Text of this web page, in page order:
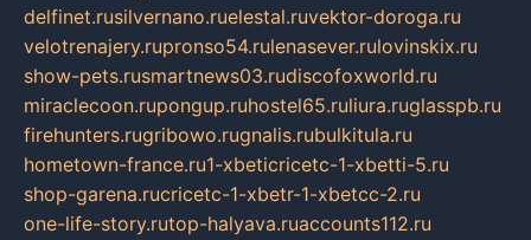
delfinet.rusilvernano.ruelestal.ruvektor-doroga.ru
velotrenajery.rupronso54.rulenasever.rulovinskix.ru
show-pets.rusmartnews03.rudiscofoxworld.ru
miraclecoon.rupongup.ruhostel65.ruliura.ruglasspb.ru
firehunters.rugribowo.rugnalis.rubulkitula.ru
hometown-france.ru1-xbeticricetc-1-xbetti-5.ru
shop-garena.rucricetc-1-xbetr-1-xbetcc-2.ru
one-life-story.rutop-halyava.ruaccounts112.ru